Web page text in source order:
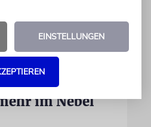
Boykott:
im Nebel
EINSTELLUNGEN